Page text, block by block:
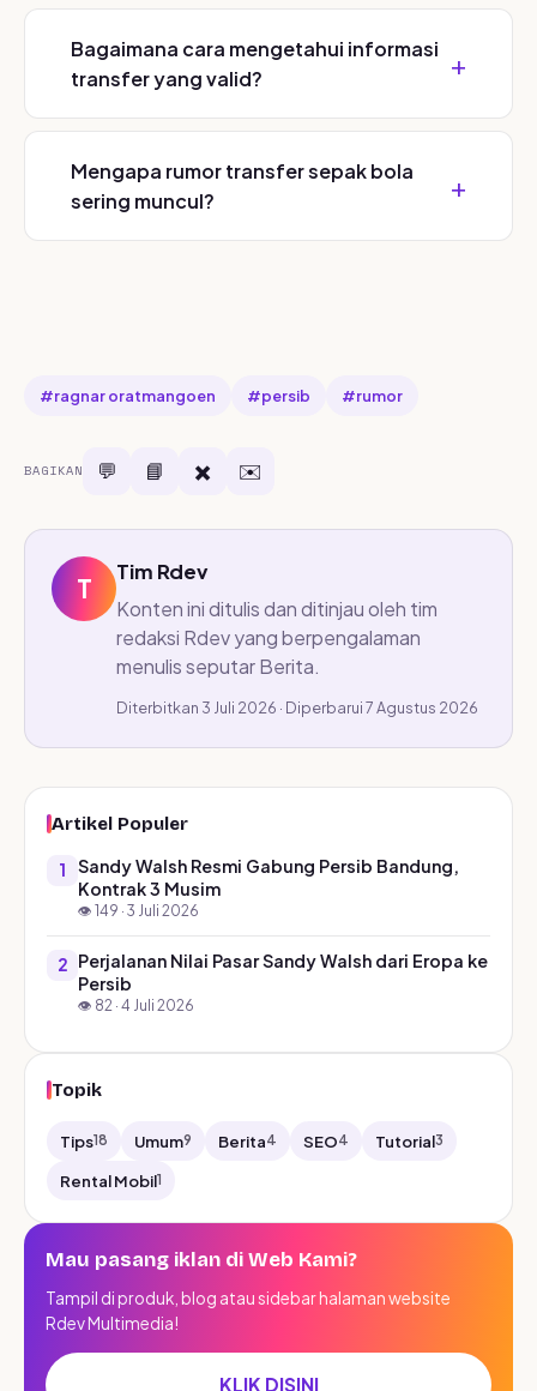
Bagaimana cara mengetahui informasi
transfer yang valid?
Mengapa rumor transfer sepak bola
sering muncul?
#ragnar oratmangoen #persib #rumor
BAGIKAN 💬 📘 ✖️ ✉️
T
Tim Rdev
Konten ini ditulis dan ditinjau oleh tim
redaksi Rdev yang berpengalaman
menulis seputar Berita.
Diterbitkan 3 Juli 2026 · Diperbarui 7 Agustus 2026
Artikel Populer
1
Sandy Walsh Resmi Gabung Persib Bandung,
Kontrak 3 Musim
👁️ 149 · 3 Juli 2026
2 Perjalanan Nilai Pasar Sandy Walsh dari Eropa ke
Persib
👁️ 82 · 4 Juli 2026
Topik
Tips18 Umum9 Berita4 SEO4 Tutorial3
Rental Mobil1
Mau pasang iklan di Web Kami?
Tampil di produk, blog atau sidebar halaman website
Rdev Multimedia!
KLIK DISINI